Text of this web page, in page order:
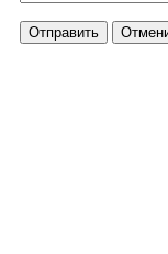
Отправить